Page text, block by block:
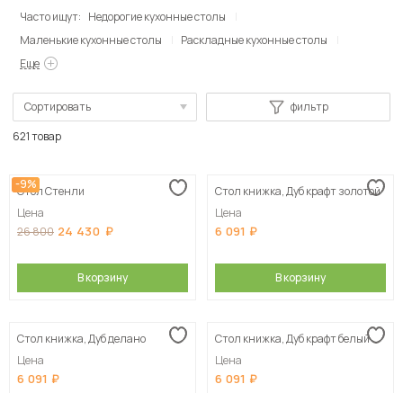
Часто ищут: Недорогие кухонные столы
Маленькие кухонные столы
Раскладные кухонные столы
Еще
Сортировать
Сначала дорогие
фильтр
621 товар
-9%
Стол Стенли
Цена
26 800 24 430
В корзину
Стол книжка, Дуб крафт золотой
Цена
6 091
В корзину
Стол книжка, Дуб делано
Цена
6 091
Стол книжка, Дуб крафт белый
Цена
6 091